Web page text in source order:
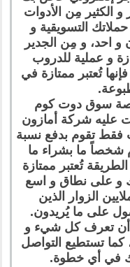
الكثير مِن الأدوات
التسويقية و
احد، و مِن الجدير
و عملية للدروب
تُعتبر ممتازة في
عليه شركة أمازون
فقط تقوم بدفع نسبة
شخصاً ما بشراء ما
تُعتبر ممتازة
و على نطاق و اسع
الزوار الذين
على ما يُريدون.
أن تعرف كل شيء و
كما تستطيع التواصل
في أي خطوة.